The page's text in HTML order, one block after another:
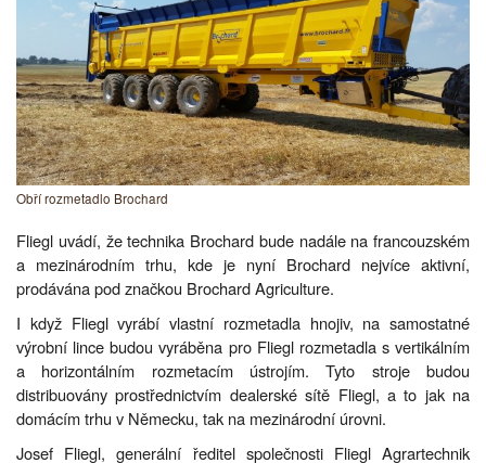
Obří rozmetadlo Brochard
Fliegl uvádí, že technika Brochard bude nadále na francouzském
a mezinárodním trhu, kde je nyní Brochard nejvíce aktivní,
prodávána pod značkou Brochard Agriculture.
I když Fliegl vyrábí vlastní rozmetadla hnojiv, na samostatné
výrobní lince budou vyráběna pro Fliegl rozmetadla s vertikálním
a horizontálním rozmetacím ústrojím. Tyto stroje budou
distribuovány prostřednictvím dealerské sítě Fliegl, a to jak na
domácím trhu v Německu, tak na mezinárodní úrovni.
Josef Fliegl, generální ředitel společnosti Fliegl Agrartechnik